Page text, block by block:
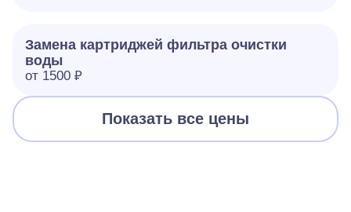
Замена картриджей фильтра очистки
воды
от 1500 ₽
Показать все цены